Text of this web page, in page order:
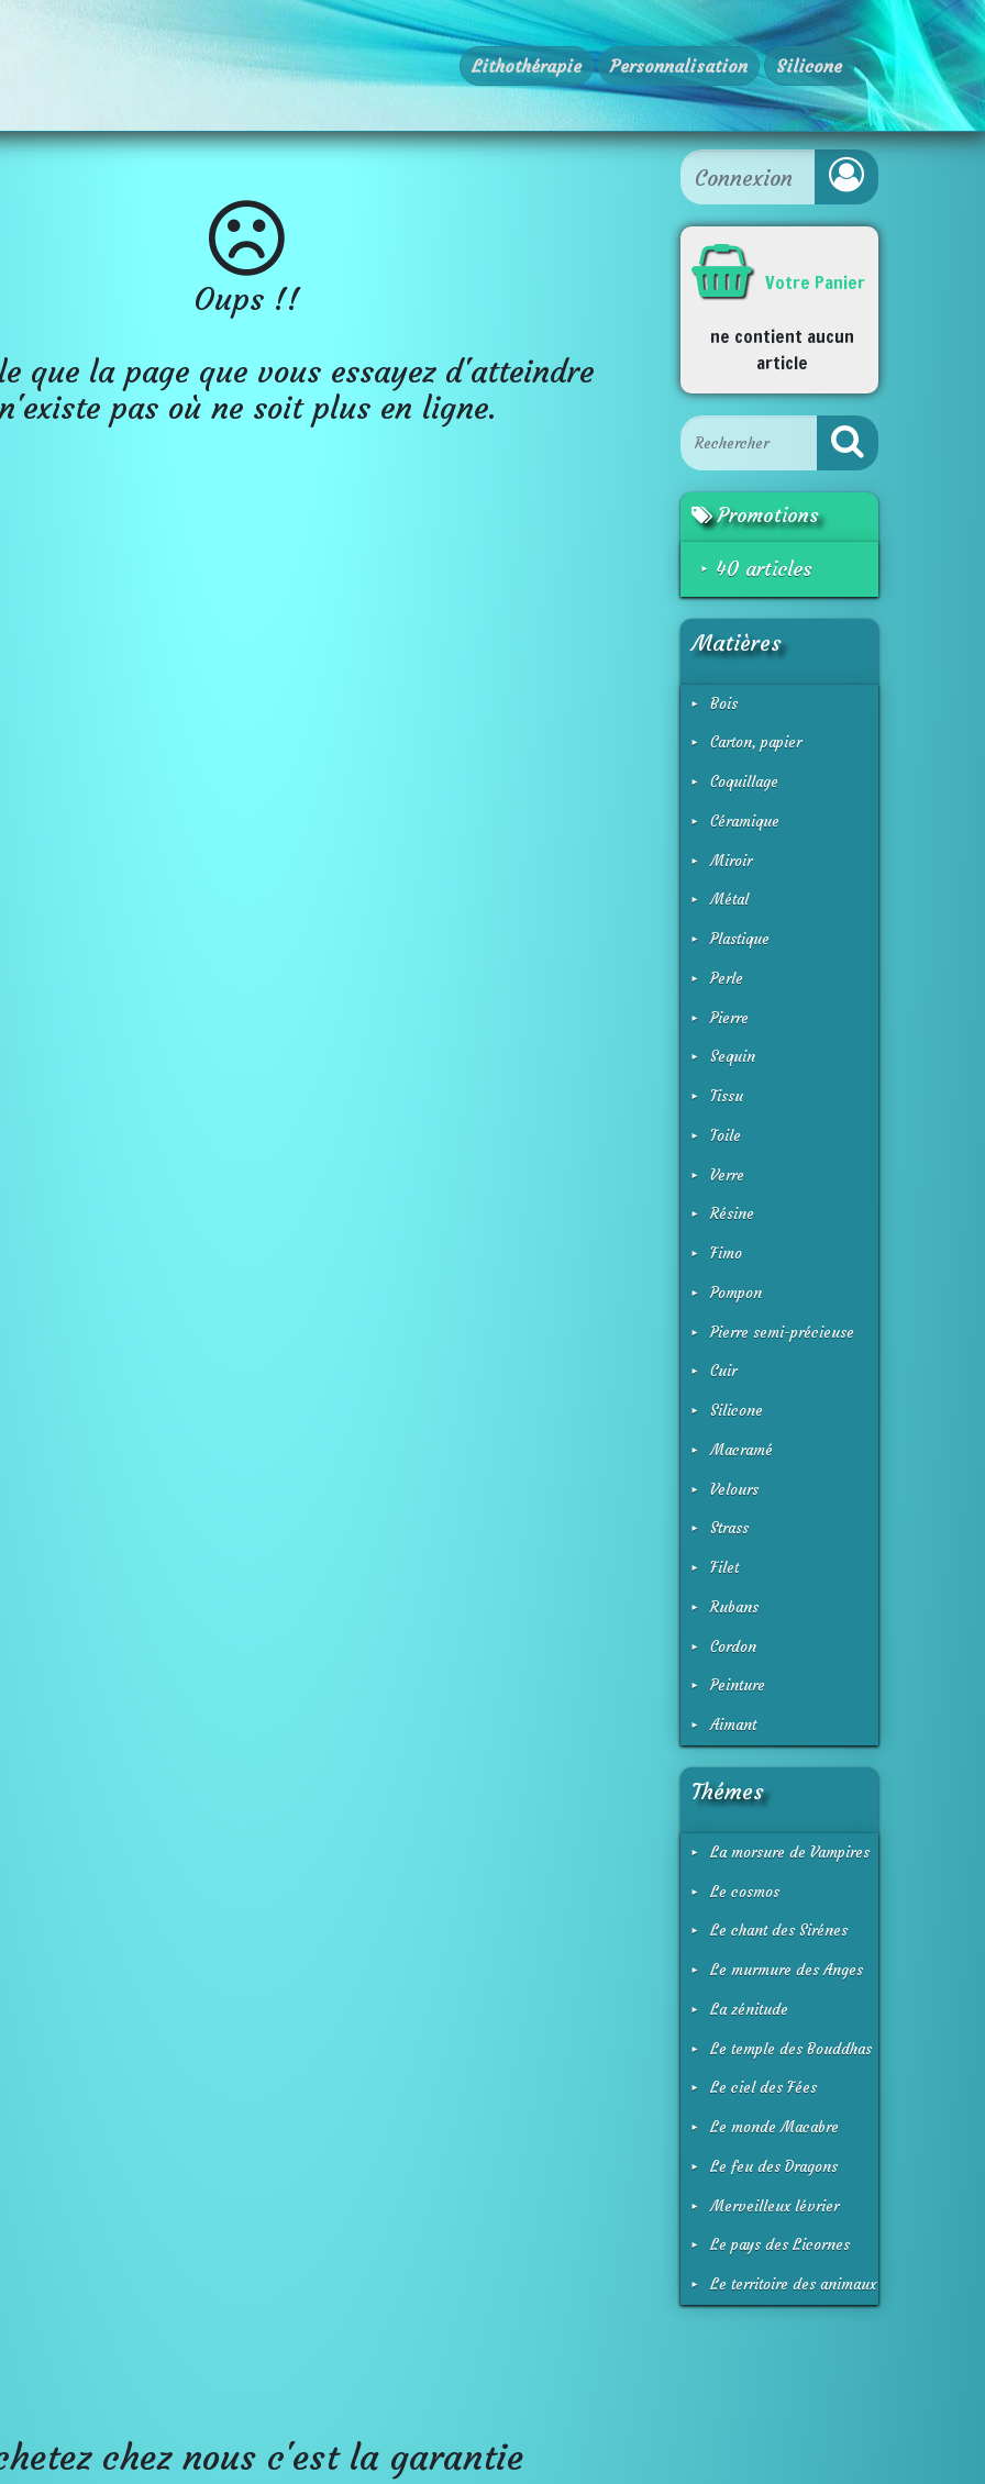
Lithothérapie Personnalisation Silicone
Oups !!
que la page que vous essayez d'atteindre
pas où ne soit plus en ligne.
Votre Panier
ne contient aucun
article
Promotions
40 articles
Matières
Bois
Carton, papier
Coquillage
Céramique
Miroir
Métal
Plastique
Perle
Pierre
Sequin
Tissu
Toile
Verre
Résine
Fimo
Pompon
Pierre semi-précieuse
Cuir
Silicone
Macramé
Velours
Strass
Filet
Rubans
Cordon
Peinture
Aimant
Thémes
La morsure de Vampires
Le cosmos
Le chant des Sirénes
Le murmure des Anges
La zénitude
Le temple des Bouddhas
Le ciel des Fées
Le monde Macabre
Le feu des Dragons
Merveilleux lévrier
GalgoLe pays des Licornes
Le territoire des animaux
chez nous c'est la garantie